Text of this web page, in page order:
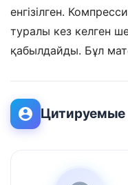
енгізілген.
туралы кез келген
қабылдайды. Бұл
Цитируемые